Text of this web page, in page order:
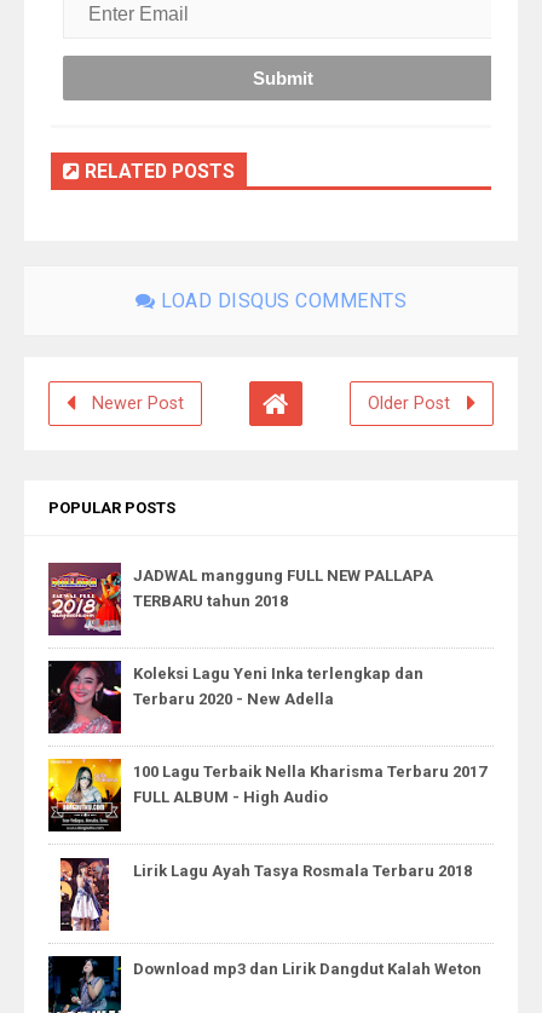
RELATED POSTS
LOAD DISQUS COMMENTS
Newer Post Older Post
POPULAR POSTS
JADWAL manggung FULL NEW PALLAPA
TERBARU tahun 2018
Koleksi Lagu Yeni Inka terlengkap dan
Terbaru 2020 - New Adella
100 Lagu Terbaik Nella Kharisma Terbaru 2017
FULL ALBUM - High Audio
Lirik Lagu Ayah Tasya Rosmala Terbaru 2018
Download mp3 dan Lirik Dangdut Kalah Weton